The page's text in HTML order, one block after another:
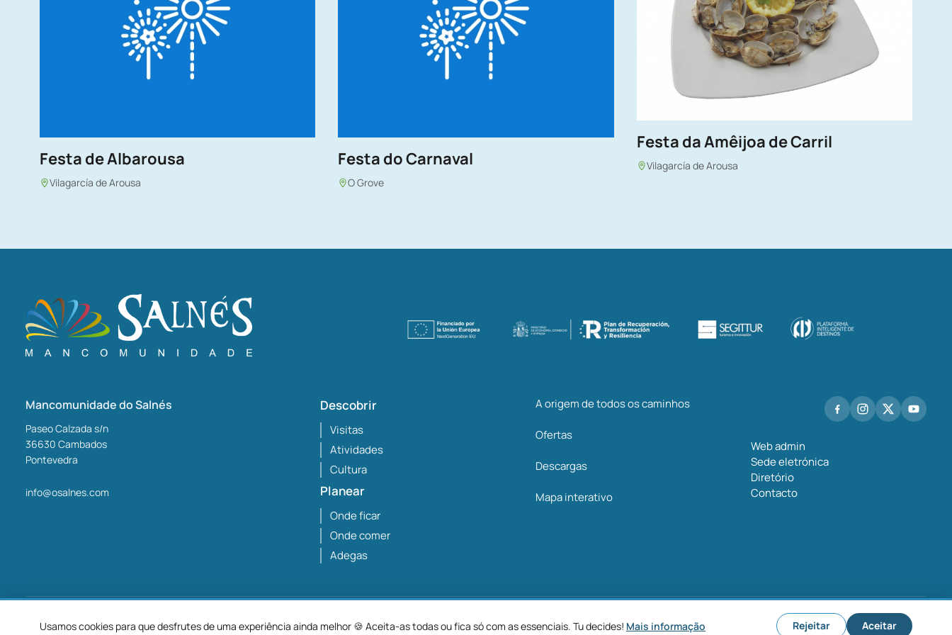
Festa de Albarousa
Vilagarcía de Arousa
Festa do Carnaval
O Grove
Festa da Amêijoa de Carril
Vilagarcía de Arousa
Mancomunidade do Salnés
Paseo Calzada s/n
36630 Cambados
Pontevedra
info@osalnes.com
Descobrir
Visitas
Atividades
Cultura
Planear
Onde ficar
Onde comer
Adegas
A origem de todos os caminhos
Ofertas
Descargas
Mapa interativo
Web admin
Sede eletrónica
Diretório
Contacto
©2026 Mancomunidade O Salnés Aviso legalPolítica de privacidade Política de cookies Configurar cookies
Usamos cookies para que desfrutes de uma experiência ainda melhor 🍪 Aceita-as todas ou fica só com as essenciais. Tu decides! Mais informação Rejeitar Aceitar